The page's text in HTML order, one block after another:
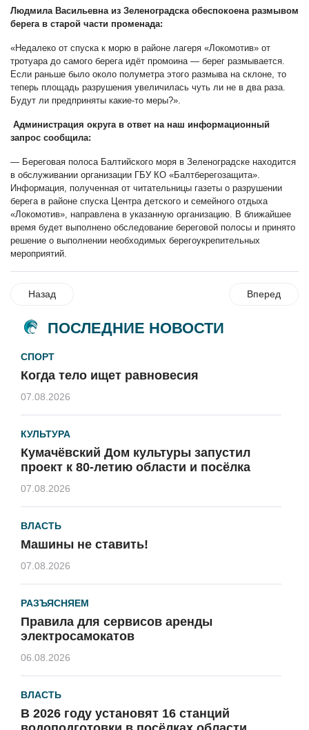
Людмила Васильевна из Зеленоградска обеспокоена размывом
берега в старой части променада:
«Недалеко от спуска к морю в районе лагеря «Локомотив» от
тротуара до самого берега идёт промоина — берег размывается.
Если раньше было около полуметра этого размыва на склоне, то
теперь площадь разрушения увеличилась чуть ли не в два раза.
Будут ли предприняты какие-то меры?».
Администрация округа в ответ на наш информационный
запрос сообщила:
— Береговая полоса Балтийского моря в Зеленоградске находится
в обслуживании организации ГБУ КО «Балтберегозащита».
Информация, полученная от читательницы газеты о разрушении
берега в районе спуска Центра детского и семейного отдыха
«Локомотив», направлена в указанную организацию. В ближайшее
время будет выполнено обследование береговой полосы и принято
решение о выполнении необходимых берегоукрепительных
мероприятий.
Назад Вперед
ПОСЛЕДНИЕ НОВОСТИ
СПОРТ
Когда тело ищет равновесия
07.08.2026
КУЛЬТУРА
Кумачёвский Дом культуры запустил
проект к 80-летию области и посёлка
07.08.2026
ВЛАСТЬ
Машины не ставить!
07.08.2026
РАЗЪЯСНЯЕМ
Правила для сервисов аренды
электросамокатов
06.08.2026
ВЛАСТЬ
В 2026 году установят 16 станций